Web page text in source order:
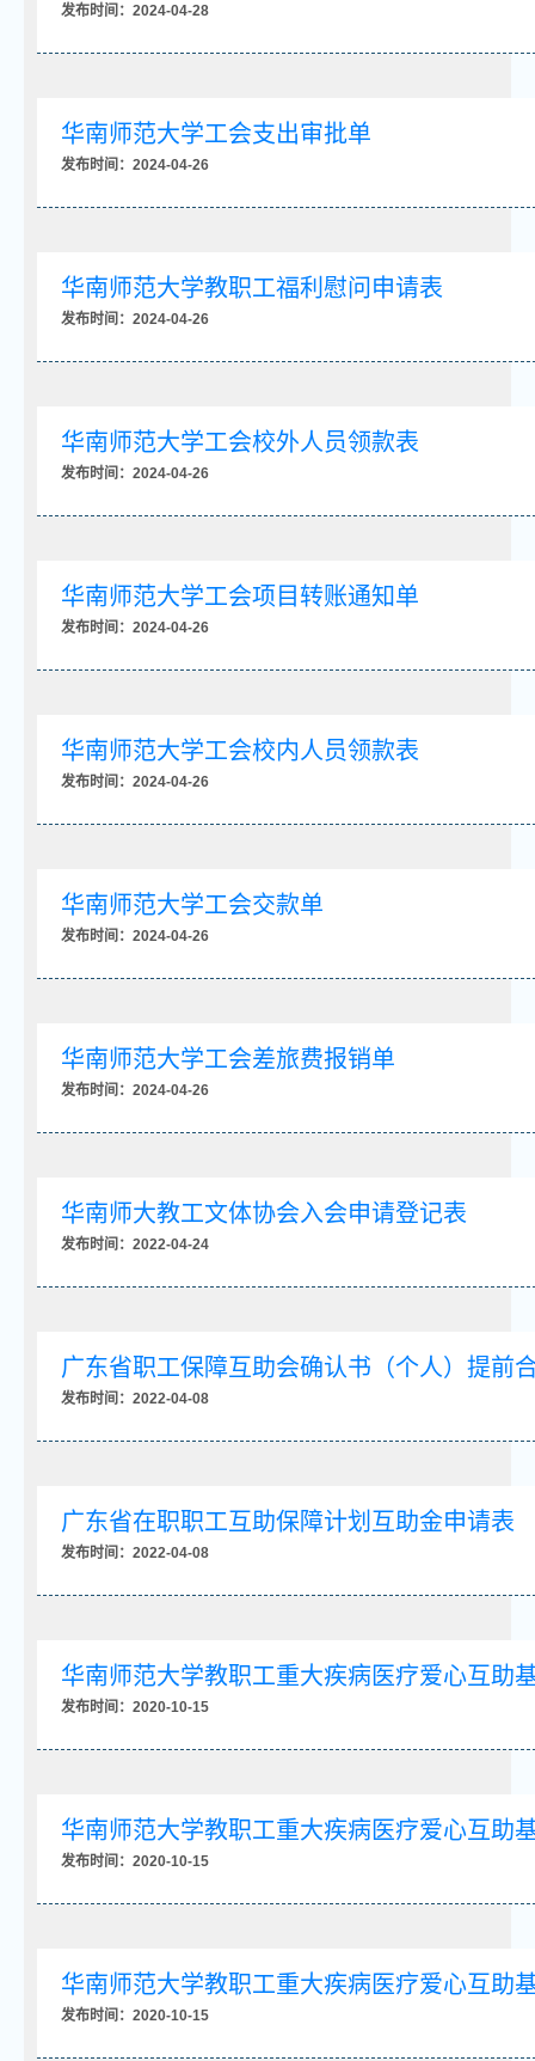
发布时间：2024-04-28
华南师范大学工会支出审批单
发布时间：2024-04-26
华南师范大学教职工福利慰问申请表
发布时间：2024-04-26
华南师范大学工会校外人员领款表
发布时间：2024-04-26
华南师范大学工会项目转账通知单
发布时间：2024-04-26
华南师范大学工会校内人员领款表
发布时间：2024-04-26
华南师范大学工会交款单
发布时间：2024-04-26
华南师范大学工会差旅费报销单
发布时间：2024-04-26
华南师大教工文体协会入会申请登记表
发布时间：2022-04-24
广东省职工保障互助会确认书（个人）提前
发布时间：2022-04-08
广东省在职职工互助保障计划互助金申请表
发布时间：2022-04-08
华南师范大学教职工重大疾病医疗爱心互助
发布时间：2020-10-15
华南师范大学教职工重大疾病医疗爱心互助
发布时间：2020-10-15
华南师范大学教职工重大疾病医疗爱心互助
发布时间：2020-10-15